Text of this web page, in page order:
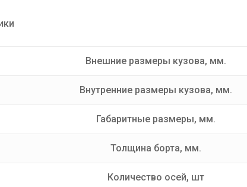
Внешние размеры кузова, мм.
Внутренние размеры кузова, мм.
Габаритные размеры, мм.
Толщина борта, мм.
Количество осей, шт